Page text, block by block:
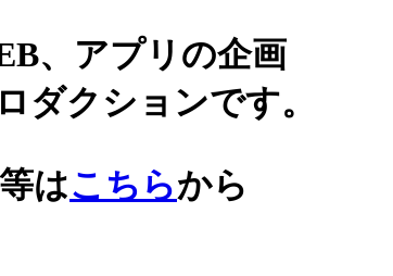
、アプリの企画
ダクションです。
はこちらから